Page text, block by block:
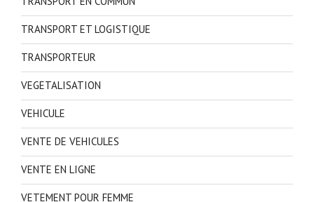
TRANSPORT ET LOGISTIQUE
TRANSPORTEUR
VEGETALISATION
VEHICULE
VENTE DE VEHICULES
VENTE EN LIGNE
VETEMENT POUR FEMME